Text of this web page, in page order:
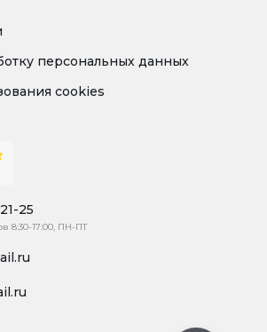
персональных данных
cookies
25
8:30-17:00, ПН-ПТ